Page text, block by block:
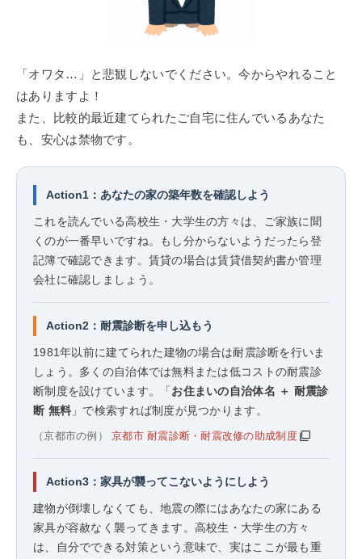
「オワタ…」と悲観しないでください。今からやれること
はありますよ！
また、比較的最近建てられたご自宅に住んでいるあなた
も、安心は禁物です。
Action1：あなたの家の築年数を確認しよう
これを読んでいる高校生・大学生の方々は、ご家族に聞
くのが一番早いですね。もし分からないようだったら登
記簿で確認できます。賃貸の場合は賃貸借契約書か管理
会社に確認しましょう。
Action2：耐震診断を申し込もう
1981年以前に建てられた建物の場合は耐震診断を行いま
しょう。多くの自治体では無料または低コストの耐震診
断制度を設けています。「お住まいの自治体名 ＋ 耐震診
断 無料 」で検索すれば制度が見つかります。
（京都市の例）京都市 耐震診断・耐震改修の助成制度
Action3：家具が襲ってこないようにしよう
建物が倒壊しなくても、地震の際にはあなたの家にある
家具が容赦なく襲ってきます。高校生・大学生の方々
は、自分でできる対策という意味で、実はここが最も重